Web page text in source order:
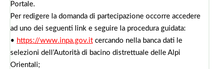
Portale.
Per redigere la domanda di partecipazione occorre accedere
ad uno dei seguenti link e seguire la procedura guidata:
• https://www.inpa.gov.it cercando nella banca dati le
selezioni dell’Autorità di bacino distrettuale delle Alpi
Orientali;